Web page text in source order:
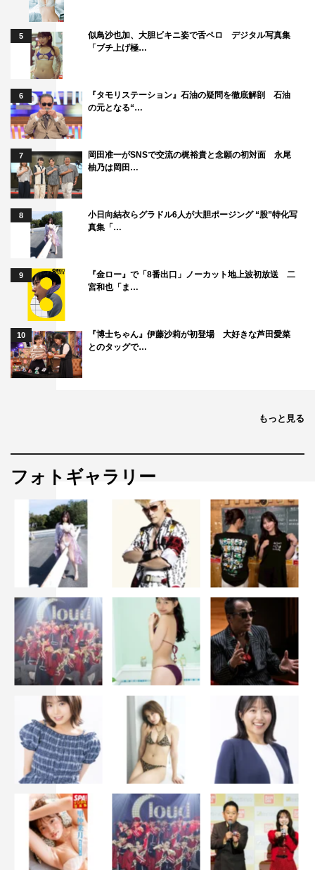
千葉：以前に『脳トレ』というジャンルのゲームが流行り
ましたが、あちらは計算がメインでした。一方の本作は、
普通のゲームを楽しむ感覚で遊べる脳活ゲームがメインで
して。だからワイワイ楽しみながら脳活ができるんです。
片山：プレイメニューのなかには、1人で楽しめるものも
あります。例えば、1日1回プレイできる「脳活テスト」。
こちらでは、自分の脳年齢や脳の状態を知ることができま
す。また、「オススメ脳活ゲーム」を選択すると、自分の
脳の状態にあわせたオススメの脳活ゲームを篠原教授が教
えてくれるんですよ。その他、プレイ中には、脳に関する
さまざまなクイズが出題される「脳活クイズ」、実際に体
を動かして脳に刺激を与える「脳活ストレッチ」などのイ
ベントも発生します。
「脳活ストレッチ」でも篠原教授が効果などを解説してくれる
解放済の脳活ゲームを自由に選んでプレイできる「チコっとトライア
ル」、２～４人で脳活ゲームをプレイできる「みんなで脳活」などのメ
ニューもある
◆いろいろと楽しめる要素があるんですね！
片山：はい！ また、脳活ゲームをプレイするとポイント
がもらえるのですが、一定値貯まると新しい脳活ゲームが
解放されたり、チコちゃんの着せ替えアイテムが手に入っ
都道府県別のチコちゃんやキョエちゃんのアイコンがある
ので、チコちゃん好きの方もぜひプレイしてみてくださ
い！
5
似鳥沙也加、大胆ビキニ姿で舌ペロ デジタル写真集
「ブチ上げ極…
6
『タモリステーション』石油の疑問を徹底解剖 石油
の元となる“…
7
岡田准一がSNSで交流の梶裕貴と念願の初対面 永尾
柚乃は岡田…
8
小日向結衣らグラドル6人が大胆ポージング “股”特化写
真集「…
9
『金ロー』で「8番出口」ノーカット地上波初放送 二
宮和也「ま…
10
『博士ちゃん』伊藤沙莉が初登場 大好きな芦田愛菜
とのタッグで…
もっと見る
フォトギャラリー